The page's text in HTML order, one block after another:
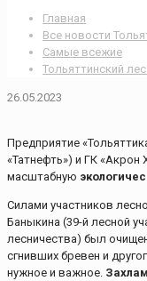
Главная
Все новости
Самые всежие
Тольяттинский
26.05.2023
Предприятие
«Татнефть») и ГК «Акрон
масштабную
Силами участников
Баныкина (39-й лесной
лесничества) был
сгнивших бревен и
нужное и важное.